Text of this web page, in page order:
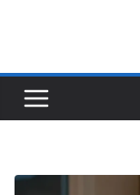
기